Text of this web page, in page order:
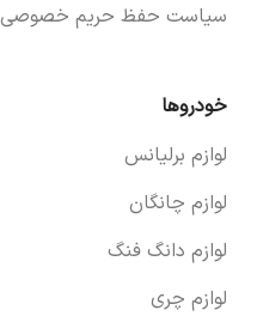
سیاست حفظ حریم خصوصی
خودروها
لوازم برلیانس
لوازم چانگان
لوازم دانگ فنگ
لوازم چری